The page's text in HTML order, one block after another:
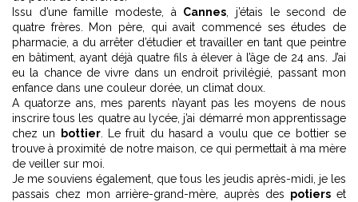
Issu d’une famille modeste, à Cannes , j’étais le second de
quatre frères. Mon père, qui avait commencé ses études de
pharmacie, a du arrêter d’étudier et travailler en tant que peintre
en bâtiment, ayant déjà quatre fils à élever à l’âge de 24 ans. J’ai
eu la chance de vivre dans un endroit privilégié, passant mon
enfance dans une couleur dorée, un climat doux.
A quatorze ans, mes parents n’ayant pas les moyens de nous
inscrire tous les quatre au lycée, j’ai démarré mon apprentissage
chez un
bottier. Le fruit du hasard a voulu que ce bottier se
trouve à proximité de notre maison, ce qui permettait à ma mère
de veiller sur moi.
Je me souviens également, que tous les jeudis après-midi, je les
passais chez mon arrière-grand-mère, auprès des potierset